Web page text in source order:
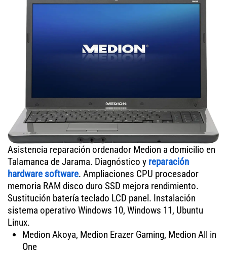
Asistencia reparación ordenador Medion a domicilio en
Talamanca de Jarama. Diagnóstico y reparación
hardware software. Ampliaciones CPU procesador
memoria RAM disco duro SSD mejora rendimiento.
Sustitución batería teclado LCD panel. Instalación
sistema operativo Windows 10, Windows 11, Ubuntu
Linux.
Medion Akoya, Medion Erazer Gaming, Medion All in
One